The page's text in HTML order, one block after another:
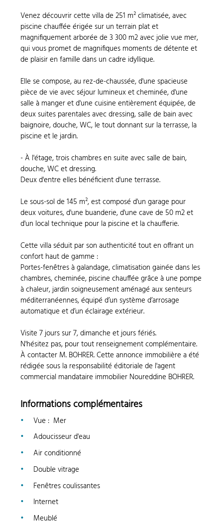
Venez découvrir cette villa de 251 m² climatisée, avec
piscine chauffée érigée sur un terrain plat et
magnifiquement arborée de 3 300 m2 avec jolie vue mer,
qui vous promet de magnifiques moments de détente et
de plaisir en famille dans un cadre idyllique.
Elle se compose, au rez-de-chaussée, d'une spacieuse
pièce de vie avec séjour lumineux et cheminée, d'une
salle à manger et d'une cuisine entièrement équipée, de
deux suites parentales avec dressing, salle de bain avec
baignoire, douche, WC, le tout donnant sur la terrasse, la
piscine et le jardin.
- À l'étage, trois chambres en suite avec salle de bain,
douche, WC et dressing.
Deux d'entre elles bénéficient d'une terrasse.
Le sous-sol de 145 m², est composé d'un garage pour
deux voitures, d'une buanderie, d'une cave de 50 m2 et
d'un local technique pour la piscine et la chaufferie.
Cette villa séduit par son authenticité tout en offrant un
confort haut de gamme :
Portes-fenêtres à galandage, climatisation gainée dans les
chambres, cheminée, piscine chauffée grâce à une pompe
à chaleur, jardin soigneusement aménagé aux senteurs
méditerranéennes, équipé d’un système d’arrosage
automatique et d’un éclairage extérieur.
Visite 7 jours sur 7, dimanche et jours fériés.
N'hésitez pas, pour tout renseignement complémentaire.
À contacter M. BOHRER. Cette annonce immobilière a été
rédigée sous la responsabilité éditoriale de l'agent
commercial mandataire immobilier Noureddine BOHRER.
Informations complémentaires
Vue : Mer
Adoucisseur d'eau
Air conditionné
Double vitrage
Fenêtres coulissantes
Internet
Meublé